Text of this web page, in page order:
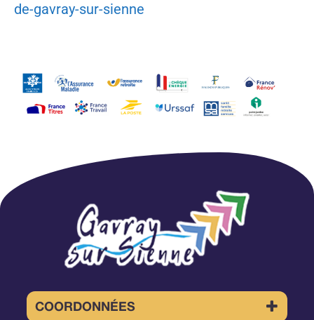
de-gavray-sur-sienne
COORDONNÉES